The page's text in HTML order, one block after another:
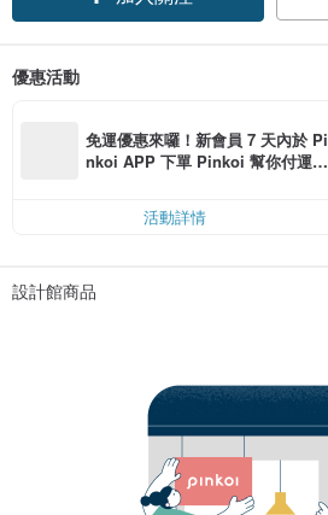
優惠活動
免運優惠來囉！新會員 7 天內於 Pi
nkoi APP 下單 Pinkoi 幫你付運
活動詳情
設計館商品